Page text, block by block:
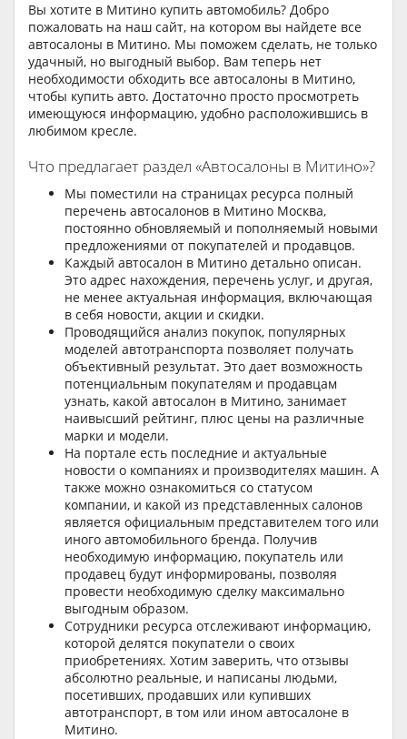
Вы хотите в Митино купить автомобиль? Добро
пожаловать на наш сайт, на котором вы найдете все
автосалоны в Митино. Мы поможем сделать, не только
удачный, но выгодный выбор. Вам теперь нет
необходимости обходить все автосалоны в Митино,
чтобы купить авто. Достаточно просто просмотреть
имеющуюся информацию, удобно расположившись в
любимом кресле.
Что предлагает раздел «Автосалоны в Митино»?
Мы поместили на страницах ресурса полный
перечень автосалонов в Митино Москва,
постоянно обновляемый и пополняемый новыми
предложениями от покупателей и продавцов.
Каждый автосалон в Митино детально описан.
Это адрес нахождения, перечень услуг, и другая,
не менее актуальная информация, включающая
в себя новости, акции и скидки.
Проводящийся анализ покупок, популярных
моделей автотранспорта позволяет получать
объективный результат. Это дает возможность
потенциальным покупателям и продавцам
узнать, какой автосалон в Митино, занимает
наивысший рейтинг, плюс цены на различные
марки и модели.
На портале есть последние и актуальные
новости о компаниях и производителях машин. А
также можно ознакомиться со статусом
компании, и какой из представленных салонов
является официальным представителем того или
иного автомобильного бренда. Получив
необходимую информацию, покупатель или
продавец будут информированы, позволяя
провести необходимую сделку максимально
выгодным образом.
Сотрудники ресурса отслеживают информацию,
которой делятся покупатели о своих
приобретениях. Хотим заверить, что отзывы
абсолютно реальные, и написаны людьми,
посетивших, продавших или купивших
автотранспорт, в том или ином автосалоне в
Митино.